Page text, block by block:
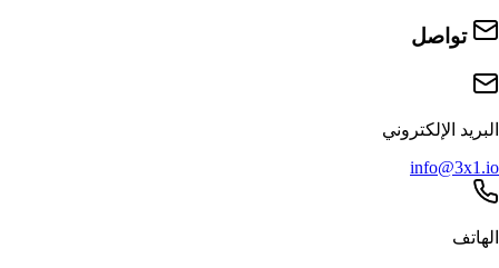
تواصل
البريد الإلكتروني
info@3x1.io
الهاتف